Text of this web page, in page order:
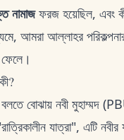
নামাজফরজ হয়েছিল, এবং
আমরা আল্লাহর
বোঝায় নবী মুহাম্মদ
যাত্রা", এটি নবীর